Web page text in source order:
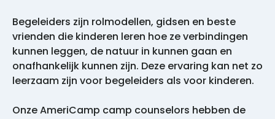
Begeleiders zijn rolmodellen, gidsen en beste
vrienden die kinderen leren hoe ze verbindingen
kunnen leggen, de natuur in kunnen gaan en
onafhankelijk kunnen zijn. Deze ervaring kan net zo
leerzaam zijn voor begeleiders als voor kinderen.
Onze AmeriCamp camp counselors hebben de